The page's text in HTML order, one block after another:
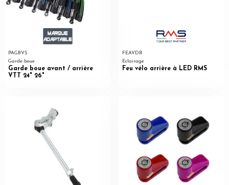
PAGBVS
Garde-boue
Garde boue avant / arrière
VTT 24" 26"
FEAVDR
Eclairage
Feu vélo arrière à LED RMS